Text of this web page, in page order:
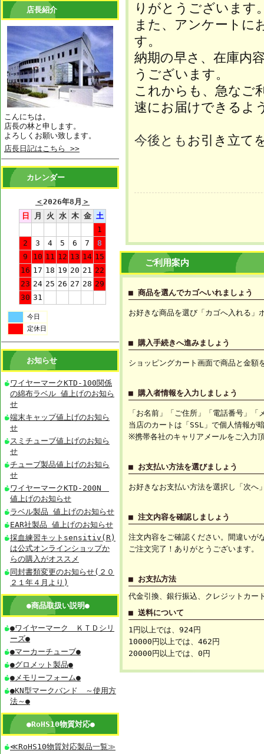
店長紹介
こんにちは。
店長の林と申します。
よろしくお願い致します。
店長日記はこちら >>
カレンダー
＜2026年8月 ＞
日
月 火 水 木 金 土
1
2
3 4 5 6 7
8
9
10 11 12 13 14 15
16 17 18 19 20 21 22
23 24 25 26 27 28 29
30 31
今日
定休日
お知らせ
ワイヤーマークKTD-100関係
の綿布ラベル 値上げのお知ら
せ
端末キャップ値上げのお知ら
せ
スミチューブ値上げのお知ら
せ
チューブ製品値上げのお知ら
せ
ワイヤーマークKTD-200N
値上げのお知らせ
ラベル製品 値上げのお知らせ
EAR社製品 値上げのお知らせ
採血練習キットsensitiv(R)
は公式オンラインショップか
らの購入がオススメ
同封書類変更のお知らせ(２０
２１年４月より)
●商品取扱い説明●
●ワイヤーマーク ＫＴＤシリ
ーズ●
●マーカーチューブ●
●グロメット製品●
●メモリーフォーム●
●KN型マークバンド ～使用方
法～●
●RoHS10物質対応●
≪RoHS10物質対応製品一覧≫
りがとうございます
また、アンケートに
す。
納期の早さ、在庫内
うございます。
これからも、急なご
速にお届けできるよ
今後とも お引き立て
ご利用案内
■ 商品を選んでカゴへいれましょう
お好きな商品を選び「カゴへ入れる」
■ 購入手続きへ進みましょう
ショッピングカート画面で商品と金額
■ 購入者情報を入力しましょう
「お名前」「ご住所」「電話番号」
当店のカートは「SSL」で個人情報が
※携帯各社のキャリアメールをご入力
■ お支払い方法を選びましょう
お好きなお支払い方法を選択し「次へ
■ 注文内容を確認しましょう
注文内容をご確認ください。間違いが
ご注文完了！ありがとうございます。
■ お支払方法
代金引換、銀行振込、クレジットカー
■ 送料について
1円以上では、924円
10000円以上では、462円
20000円以上では、0円